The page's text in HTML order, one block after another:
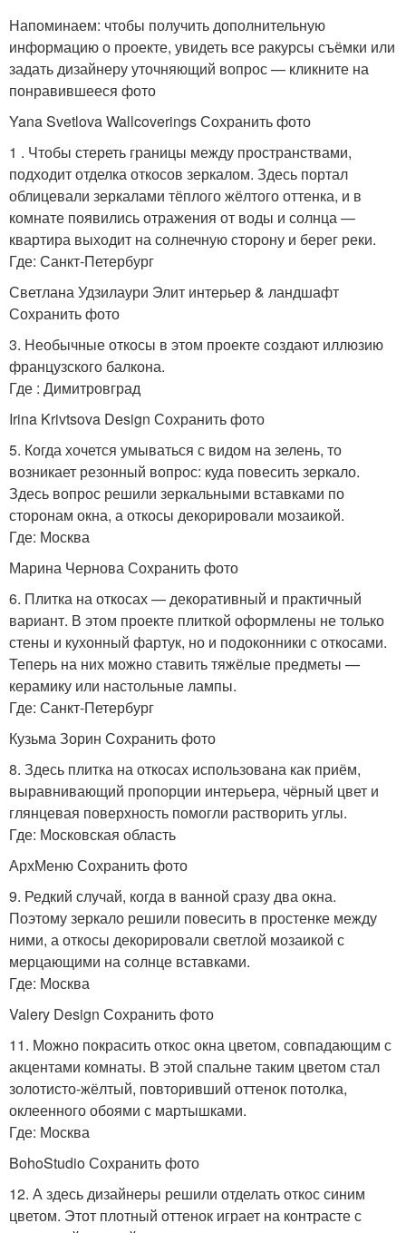
Напоминаем: чтобы получить дополнительную
информацию о проекте, увидеть все ракурсы съёмки или
задать дизайнеру уточняющий вопрос — кликните на
понравившееся фото
Yana Svetlova Wallcoverings Сохранить фото
1 . Чтобы стереть границы между пространствами,
подходит отделка откосов зеркалом. Здесь портал
облицевали зеркалами тёплого жёлтого оттенка, и в
комнате появились отражения от воды и солнца —
квартира выходит на солнечную сторону и берег реки.
Где: Санкт-Петербург
Светлана Удзилаури Элит интерьер & ландшафт
Сохранить фото
3. Необычные откосы в этом проекте создают иллюзию
французского балкона.
Где : Димитровград
Irina Krivtsova Design Сохранить фото
5. Когда хочется умываться с видом на зелень, то
возникает резонный вопрос: куда повесить зеркало.
Здесь вопрос решили зеркальными вставками по
сторонам окна, а откосы декорировали мозаикой.
Где: Москва
Марина Чернова Сохранить фото
6. Плитка на откосах — декоративный и практичный
вариант. В этом проекте плиткой оформлены не только
стены и кухонный фартук, но и подоконники с откосами.
Теперь на них можно ставить тяжёлые предметы —
керамику или настольные лампы.
Где: Санкт-Петербург
Кузьма Зорин Сохранить фото
8. Здесь плитка на откосах использована как приём,
выравнивающий пропорции интерьера, чёрный цвет и
глянцевая поверхность помогли растворить углы.
Где: Московская область
АрхМеню Сохранить фото
9. Редкий случай, когда в ванной сразу два окна.
Поэтому зеркало решили повесить в простенке между
ними, а откосы декорировали светлой мозаикой с
мерцающими на солнце вставками.
Где: Москва
Valery Design Сохранить фото
11. Можно покрасить откос окна цветом, совпадающим с
акцентами комнаты. В этой спальне таким цветом стал
золотисто-жёлтый, повторивший оттенок потолка,
оклеенного обоями с мартышками.
Где: Москва
BohoStudio Сохранить фото
12. А здесь дизайнеры решили отделать откос синим
цветом. Этот плотный оттенок играет на контрасте с